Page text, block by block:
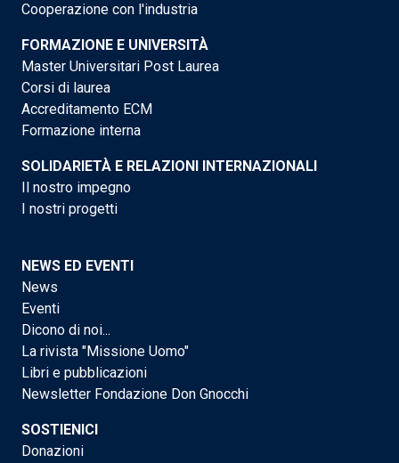
Cooperazione con l'industria
FORMAZIONE E UNIVERSITÀ
Master Universitari Post Laurea
Corsi di laurea
Accreditamento ECM
Formazione interna
SOLIDARIETÀ E RELAZIONI INTERNAZIONALI
Il nostro impegno
I nostri progetti
NEWS ED EVENTI
News
Eventi
Dicono di noi...
La rivista "Missione Uomo"
Libri e pubblicazioni
Newsletter Fondazione Don Gnocchi
SOSTIENICI
Donazioni